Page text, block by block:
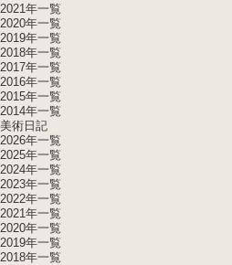
2021年一覧
2020年一覧
2019年一覧
2018年一覧
2017年一覧
2016年一覧
2015年一覧
2014年一覧
美術日記
2026年一覧
2025年一覧
2024年一覧
2023年一覧
2022年一覧
2021年一覧
2020年一覧
2019年一覧
2018年一覧